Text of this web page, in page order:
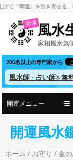
コ
ツ
へ
ス
ッ
幸運』を引き寄せる、幸せ風
開運風水
家相風水気
200名以上の専門家から
風水師 ・占い師を無
開運メニュー
開運風水
ホーム / お守り / 金の馬